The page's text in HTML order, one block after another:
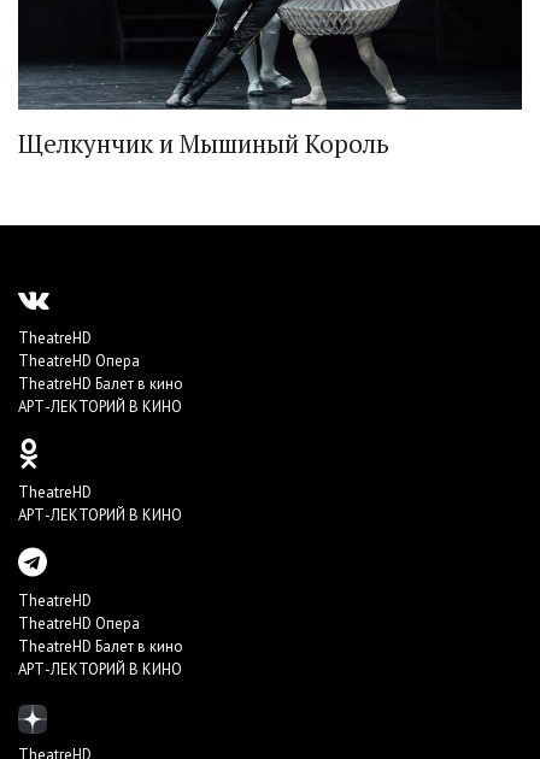
Щелкунчик и Мышиный Король
TheatreHD
TheatreHD Опера
TheatreHD Балет в кино
АРТ-ЛЕКТОРИЙ В КИНО
TheatreHD
АРТ-ЛЕКТОРИЙ В КИНО
TheatreHD
TheatreHD Опера
TheatreHD Балет в кино
АРТ-ЛЕКТОРИЙ В КИНО
TheatreHD